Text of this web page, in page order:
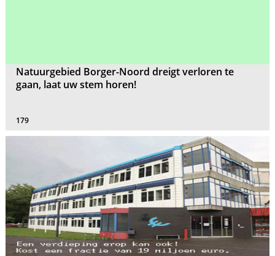
Natuurgebied Borger-Noord dreigt verloren te
gaan, laat uw stem horen!
179